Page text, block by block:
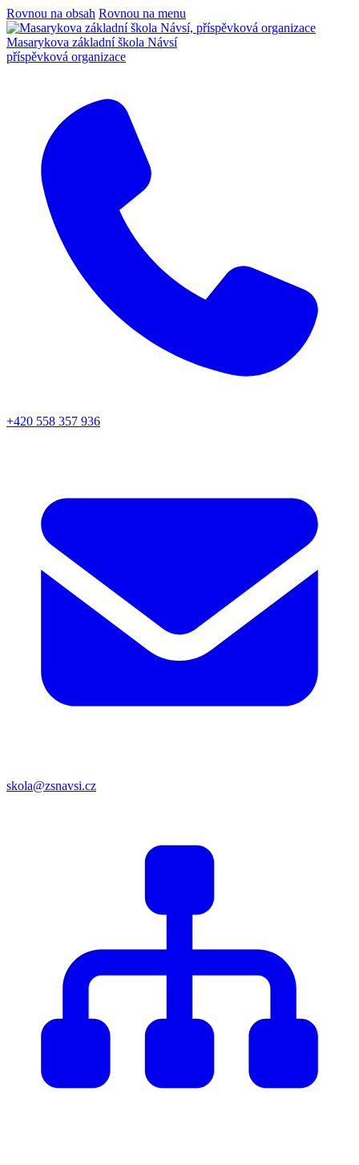
Rovnou na obsah Rovnou na menu
Masarykova základní škola Návsí
příspěvková organizace
+420 558 357 936
skola@zsnavsi.cz